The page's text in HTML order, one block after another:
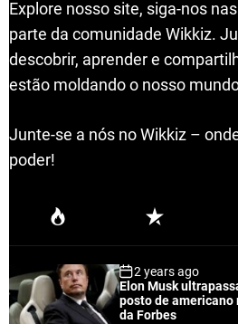
Explore nosso site, siga-nos
parte da comunidade Wikkiz.
descobrir, aprender e
estão moldando o nosso
Junte-se a nós no Wikkiz –
poder!
P
u
a
R
e
n
t
2 years ago
Elon Musk
posto de americano
da Forbes